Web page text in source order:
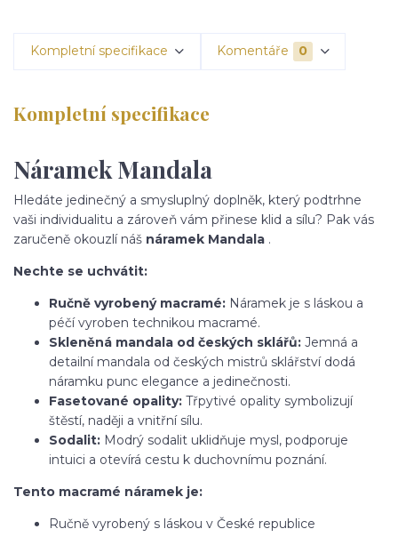
Kompletní specifikace Komentáře 0
Kompletní specifikace
Náramek Mandala
Hledáte jedinečný a smysluplný doplněk, který podtrhne
vaši individualitu a zároveň vám přinese klid a sílu? Pak vás
zaručeně okouzlí náš náramek Mandala .
Nechte se uchvátit:
Ručně vyrobený macramé: Náramek je s láskou a
péčí vyroben technikou macramé.
Skleněná mandala od českých sklářů: Jemná a
detailní mandala od českých mistrů sklářství dodá
náramku punc elegance a jedinečnosti.
Fasetované opality: Třpytivé opality symbolizují
štěstí, naději a vnitřní sílu.
Sodalit: Modrý sodalit uklidňuje mysl, podporuje
intuici a otevírá cestu k duchovnímu poznání.
Tento macramé náramek je:
Ručně vyrobený s láskou v České republice